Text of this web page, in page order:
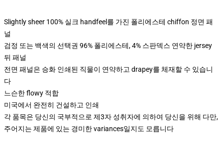
Slightly sheer 100% 실크 handfeel를 가진 폴리에스테 chiffon 정면 패
널
검정 또는 백색의 선택권 96% 폴리에스테, 4% 스판덱스 연약한 jersey
뒤 패널
전면 패널은 승화 인쇄된 직물이 연약하고 drapey를 체재할 수 있습니
다
느슨한 flowy 적합
미국에서 완전히 건설하고 인쇄
각 품목은 당신의 국부적으로 제3자 성취자에 의하여 당신을 위해 다만,
주어지는 제품에 있는 경미한 variances일지도 모릅니다